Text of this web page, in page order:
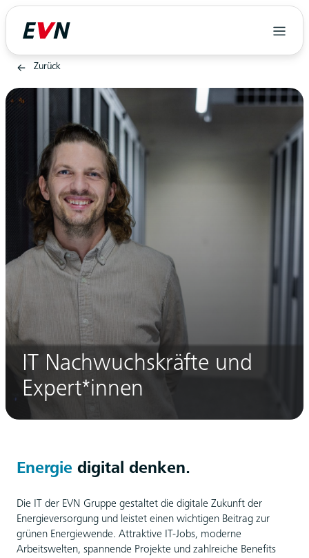
Zurück
IT Nachwuchskräfte und
Expert*innen
Energie digital denken.
Die IT der EVN Gruppe gestaltet die digitale Zukunft der
Energieversorgung und leistet einen wichtigen Beitrag zur
grünen Energiewende. Attraktive IT-Jobs, moderne
Arbeitswelten, spannende Projekte und zahlreiche Benefits